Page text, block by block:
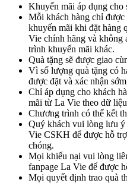
Khuyến mãi áp dụng cho
Mỗi khách hàng chỉ được
khuyến mãi khi đặt hàng
Vie chính hãng và không
trình khuyến mãi khác.
Quà tặng sẽ được giao
Vì số lượng quà tặng có
được đặt và xác nhận
Chỉ áp dụng cho khách
mãi từ La Vie theo dữ
Chương trình có thể kết
Quý khách vui lòng lưu ý
Vie CSKH để được hỗ
chóng.
Mọi khiếu nại vui lòng
fanpage La Vie để được
Mọi quyết định trao quà